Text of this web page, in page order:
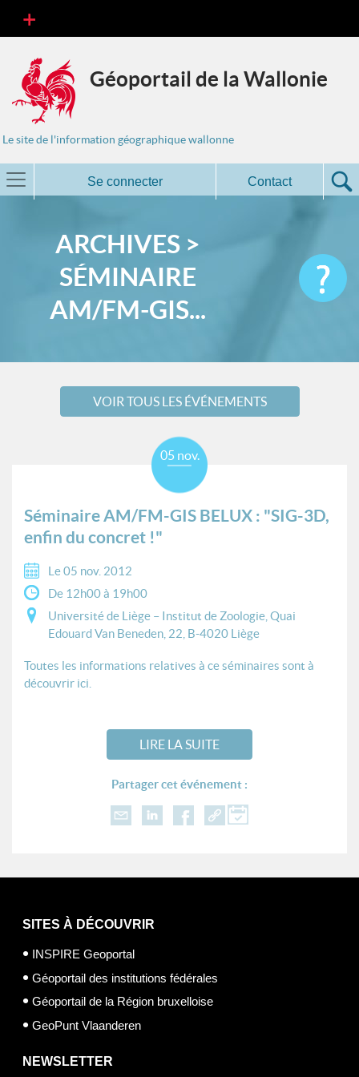
Géoportail de la Wallonie
Le site de l'information géographique wallonne
Se connecter Contact
ARCHIVES >
SÉMINAIRE
AM/FM-GIS...
VOIR TOUS LES ÉVÉNEMENTS
Séminaire AM/FM-GIS BELUX : "SIG-3D,
enfin du concret !"
05 nov.
Le 05 nov. 2012
De 12h00 à 19h00
Université de Liège – Institut de Zoologie, Quai
Edouard Van Beneden, 22, B-4020 Liège
Toutes les informations relatives à ce séminaires sont à
découvrir ici.
LIRE LA SUITE
Partager cet événement :
SITES À DÉCOUVRIR
INSPIRE Geoportal
Géoportail des institutions fédérales
Géoportail de la Région bruxelloise
GeoPunt Vlaanderen
NEWSLETTER